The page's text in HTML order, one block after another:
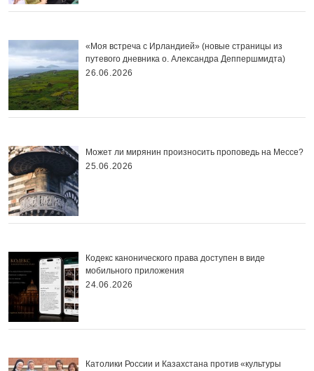
«Моя встреча с Ирландией» (новые страницы из
путевого дневника о. Александра Деппершмидта)
26.06.2026
Может ли мирянин произносить проповедь на Мессе?
25.06.2026
Кодекс канонического права доступен в виде
мобильного приложения
24.06.2026
Католики России и Казахстана против «культуры